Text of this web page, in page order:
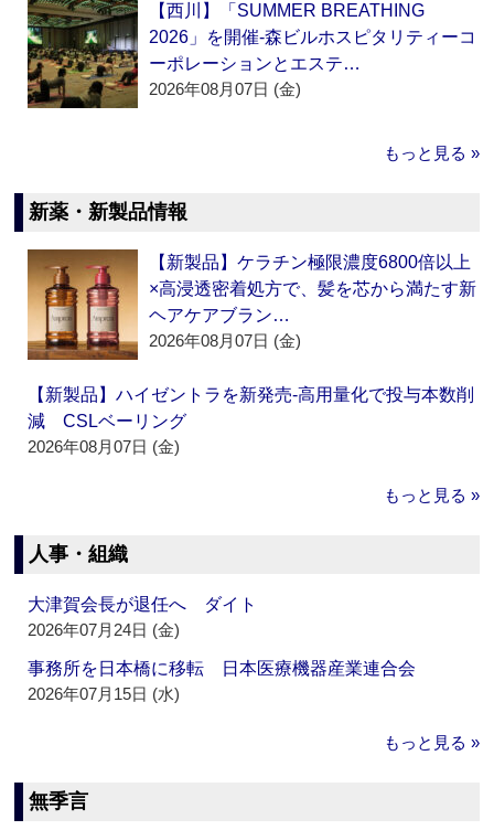
【西川】「SUMMER BREATHING
2026」を開催‐森ビルホスピタリティーコ
ーポレーションとエステ…
2026年08月07日 (金)
もっと見る »
新薬・新製品情報
【新製品】ケラチン極限濃度6800倍以上
×高浸透密着処方で、髪を芯から満たす新
ヘアケアブラン…
2026年08月07日 (金)
【新製品】ハイゼントラを新発売‐高用量化で投与本数削
減 CSLベーリング
2026年08月07日 (金)
もっと見る »
人事・組織
大津賀会長が退任へ ダイト
2026年07月24日 (金)
事務所を日本橋に移転 日本医療機器産業連合会
2026年07月15日 (水)
もっと見る »
無季言